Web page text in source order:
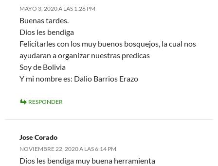
MAYO 3, 2020 A LAS 1:26 PM
Buenas tardes.
Dios les bendiga
Felicitarles con los muy buenos bosquejos, la cual nos
ayudaran a organizar nuestras predicas
Soy de Bolivia
Y mi nombre es: Dalio Barrios Erazo
RESPONDER
Jose Corado
NOVIEMBRE 22, 2020 A LAS 6:14 PM
Dios les bendiga muy buena herramienta